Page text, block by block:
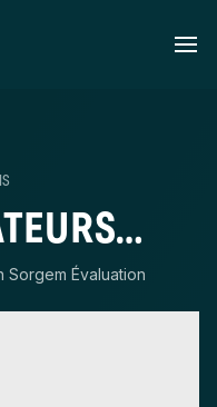
Sorgem Évaluation